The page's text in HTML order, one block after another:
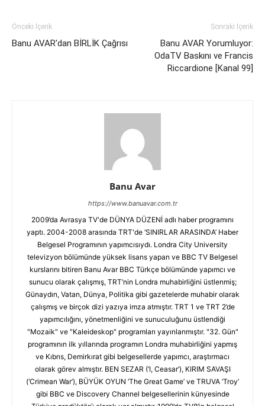
Önceki İçerik
Banu AVAR'dan BİRLİK Çağrısı
Sonraki İçerik
Banu AVAR Yorumluyor:
OdaTV Baskını ve Francis
Riccardione [Kanal 99]
Banu Avar
https://www.banuavar.com.tr
2009’da Avrasya TV'de DÜNYA DÜZENİ adlı haber programını
yaptı. 2004-2008 arasında TRT'de ‘SINIRLAR ARASINDA’ Haber
Belgesel Programının yapımcısıydı. Londra City University
televizyon bölümünde yüksek lisans yapan ve BBC TV Belgesel
kurslarını bitiren Banu Avar BBC Türkçe bölümünde yapımcı ve
sunucu olarak çalışmış, TRT’nin Londra muhabirliğini üstlenmiş;
Günaydın, Vatan, Dünya, Politika gibi gazetelerde muhabir olarak
çalışmış ve birçok dizi yazıya imza atmıştır. TRT 1 ve TRT 2’de
yapımcılığını, yönetmenliğini ve sunuculuğunu üstlendiği
"Mozaik" ve "Kaleideskop" programları yayınlanmıştır. "32. Gün"
programının ilk yıllarında programın Londra muhabirliğini yapmış
ve Kıbrıs, Demirkırat gibi belgesellerde yapımcı, araştırmacı
olarak görev almıştır. BEN SEZAR (‘I, Ceasar’), KIRIM SAVAŞI
(‘Crimean War’), BÜYÜK OYUN ‘The Great Game’ ve TRUVA ‘Troy’
gibi BBC ve Discovery Channel belgesellerinin künyesinde